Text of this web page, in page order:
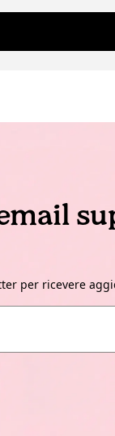
per ricevere